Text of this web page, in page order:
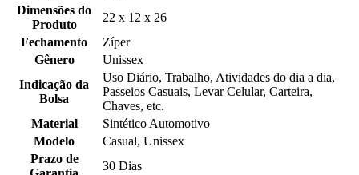
Dimensões do
Produto
22 x 12 x 26
Fechamento
Zíper
Gênero
Unissex
Indicação da
Bolsa
Uso Diário, Trabalho, Atividades do dia a dia,
Passeios Casuais, Levar Celular, Carteira,
Chaves, etc.
Material
Sintético Automotivo
Modelo
Casual, Unissex
Prazo de
30 Dias